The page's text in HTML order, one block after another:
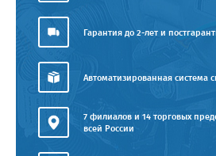
Гарантия до 2-лет и
Автоматизированная система
7 филиалов и 14 торговых
всей России